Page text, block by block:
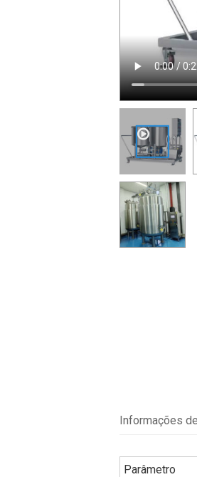
Informações
Parâmetro